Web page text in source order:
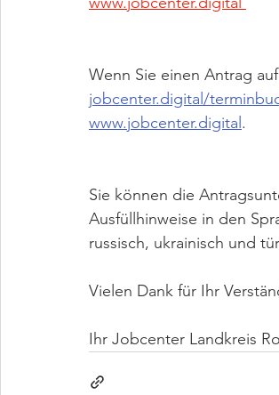
Wenn Sie einen Antrag
jobcenter.digital/
www.jobcenter.digital .
Sie können die
Ausfüllhinweise in den
russisch, ukrainisch und
Vielen Dank für Ihr
Ihr Jobcenter Landkreis